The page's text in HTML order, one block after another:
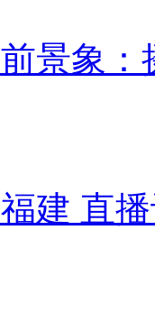
的人还是
好的。
当时正
了，当时
人员)二话
谢谢，真的
站台网友
景象
建 直